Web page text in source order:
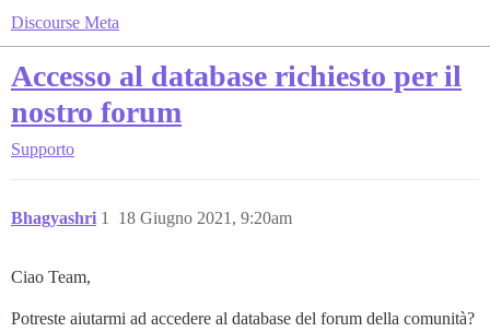
Discourse Meta
Accesso al database richiesto per il
nostro forum
Supporto
Bhagyashri 18 Giugno 2021, 9:20am
1
Ciao Team,
Potreste aiutarmi ad accedere al database del forum della comunità?